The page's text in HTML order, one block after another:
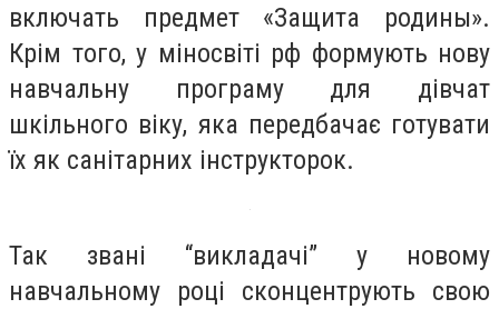
включать предмет «Защита родины».
Крім того, у міносвіті рф формують нову
навчальну програму для дівчат
шкільного віку, яка передбачає готувати
їх як санітарних інструкторок.
Так звані “викладачі” у новому
навчальному році сконцентрують свою